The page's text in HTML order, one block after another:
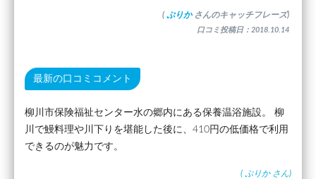
( ぷりか さんのキャッチフレーズ)
口コミ投稿日：2018.10.14
最新の口コミコメント
柳川市保険福祉センター水の郷内にある保養温浴施設。 柳
川で鰻料理や川下りを堪能した後に、410円の低価格で利用
できるのが魅力です。
( ぷりか さん)